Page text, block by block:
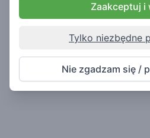
Zaakceptuj i
Tylko niezbędne
Nie zgadzam się /